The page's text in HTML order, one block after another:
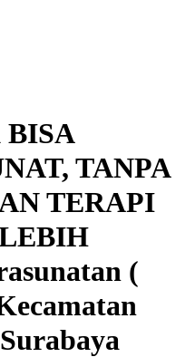
TANPA
TERAPI
(